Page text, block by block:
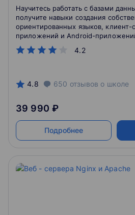
4.2
Научитесь работать с базами
получите навыки создания
ориентированных языков, клиент-
приложений и Android-
4.8 650 отзывов о школе
39 990 ₽
Подробнее